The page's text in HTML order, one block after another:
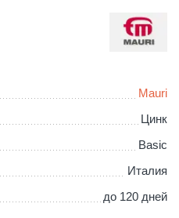
Mauri
Цинк
Basic
Италия
до 120 дней